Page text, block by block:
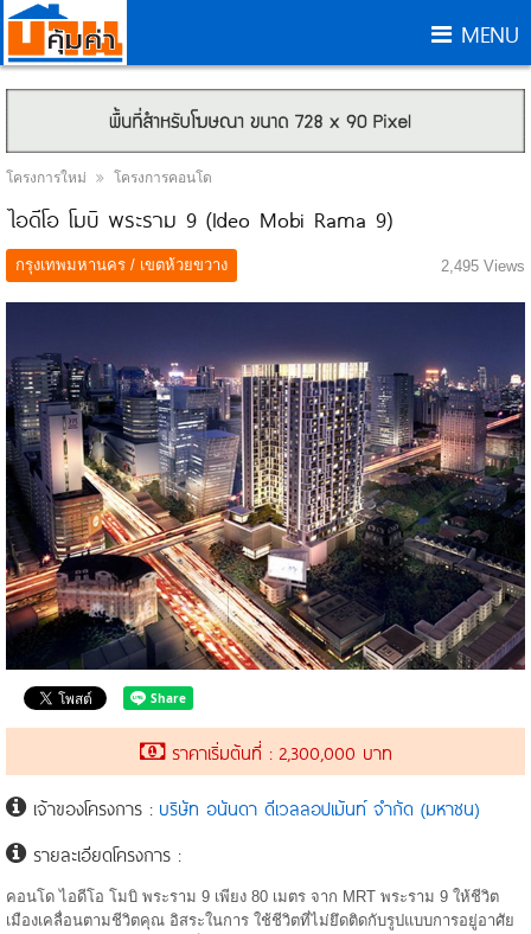
MENU
โครงการใหม่ โครงการคอนโด
ไอดีโอ โมบิ พระราม 9 (Ideo Mobi Rama 9)
กรุงเทพมหานคร / เขตห้วยขวาง 2,495 Views
ราคาเริ่มต้นที่ : 2,300,000 บาท
เจ้าของโครงการ : บริษัท อนันดา ดีเวลลอปเม้นท์ จำกัด (มหาชน)
รายละเอียดโครงการ :
คอนโด ไอดีโอ โมบิ พระราม 9 เพียง 80 เมตร จาก MRT พระราม 9 ให้ชีวิต
เมืองเคลื่อนตามชีวิตคุณ อิสระในการ ใช้ชีวิตที่ไม่ยึดติดกับรูปแบบการอยู่อาศัย